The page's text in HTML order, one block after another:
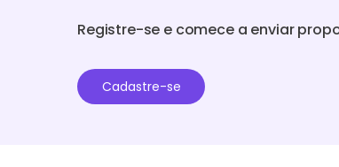
Registre-se e comece a enviar
Cadastre-se